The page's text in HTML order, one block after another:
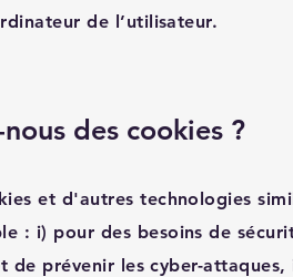
de l’utilisateur.
des cookies ?
et d'autres technologies
: i) pour des besoins de
prévenir les cyber-